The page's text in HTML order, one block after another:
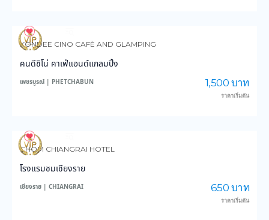
3,183
KONDEE CINO CAFÈ AND GLAMPING
คนดีชิโน่ คาเฟ่แอนด์แกลมปิ้ง
เพชรบูรณ์ | PHETCHABUN 1,500 บาท
ราคาเริ่มต้น
3,634
CHOM CHIANGRAI HOTEL
โรงแรมชมเชียงราย
เชียงราย | CHIANGRAI 650 บาท
ราคาเริ่มต้น